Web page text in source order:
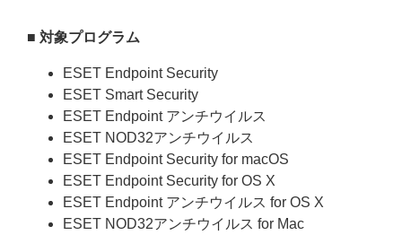
■ 対象プログラム
ESET Endpoint Security
ESET Smart Security
ESET Endpoint アンチウイルス
ESET NOD32アンチウイルス
ESET Endpoint Security for macOS
ESET Endpoint Security for OS X
ESET Endpoint アンチウイルス for OS X
ESET NOD32アンチウイルス for Mac